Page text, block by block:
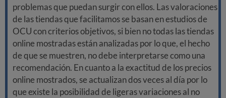
problemas que puedan surgir con ellos. Las valoraciones
de las tiendas que facilitamos se basan en estudios de
OCU con criterios objetivos, si bien no todas las tiendas
online mostradas están analizadas por lo que, el hecho
de que se muestren, no debe interpretarse como una
recomendación. En cuanto a la exactitud de los precios
online mostrados, se actualizan dos veces al día por lo
que existe la posibilidad de ligeras variaciones al no